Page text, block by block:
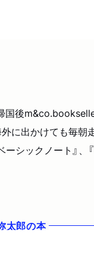
後
出かけても毎朝
シックノート』
太郎の本